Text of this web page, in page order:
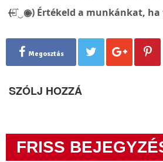
(̶◉͛‿◉̶) Értékeld a munkánkat, ha
Megosztás
SZÓLJ HOZZÁ
FRISS